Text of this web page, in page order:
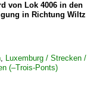
von Lok 4006 in den
in Richtung Wiltz
, Luxemburg / Strecken /
(–Trois-Ponts)